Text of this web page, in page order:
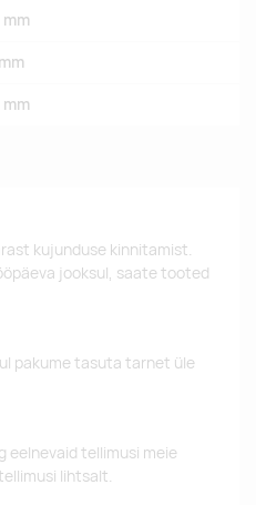
mm
mm
kujunduse kinnitamist.
jooksul, saate tooted
pakume tasuta tarnet üle
eelnevaid tellimusi meie
lihtsalt.